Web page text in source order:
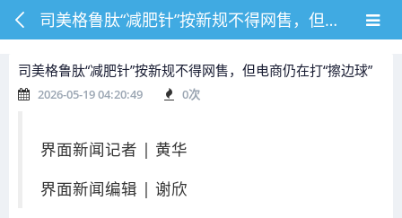
司美格鲁肽“减肥针”按新规不得网售，但电商仍在打“擦边球”
司美格鲁肽“减肥针”按新规不得网售，但电商仍在打“擦边球”
2026-05-19 04:20:49 0次
界面新闻记者 | 黄华
界面新闻编辑 | 谢欣